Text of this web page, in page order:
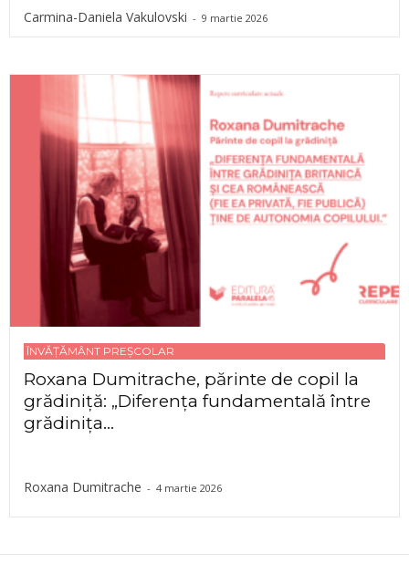
Carmina-Daniela Vakulovski - 9 martie 2026
ÎNVĂȚĂMÂNT PREȘCOLAR
Roxana Dumitrache, părinte de copil la
grădiniță: „Diferența fundamentală între
grădinița...
Roxana Dumitrache - 4 martie 2026